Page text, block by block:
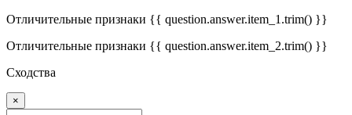
Отличительные признаки {{ question.answer.item_1.trim() }}
Отличительные признаки {{ question.answer.item_2.trim() }}
Сходства
×